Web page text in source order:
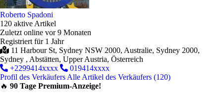
Roberto Spadoni
120 aktive Artikel
Zuletzt online vor 9 Monaten
Registriert für 1 Jahr
11 Harbour St, Sydney NSW 2000, Australie, Sydney 2000,
Sydney , Abstätten, Upper Austria, Österreich
+2299414xxxx
019414xxxx
Profil des Verkäufers Alle Artikel des Verkäufers (120)
🔥 90 Tage Premium-Anzeige!